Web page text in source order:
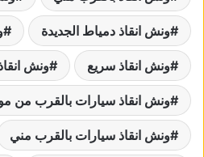
ونش انقاذ دمياط الجديدة
ونش انقاذ سريع ونش
ونش انقاذ سيارات بالقرب من
ونش انقاذ سيارات بالقرب مني